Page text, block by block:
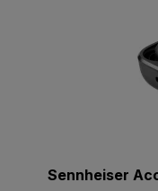
Sennheiser